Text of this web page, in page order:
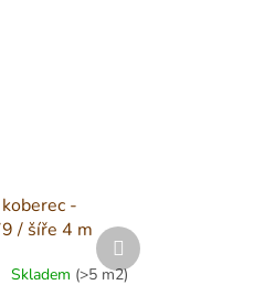
-
/ šíře 4 m
Skladem (>5 m2)
Další
produkt